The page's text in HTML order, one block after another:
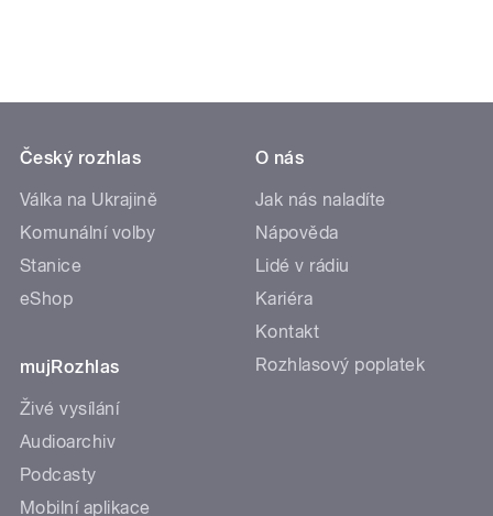
Český rozhlas
Válka na Ukrajině
Komunální volby
Stanice
eShop
mujRozhlas
Živé vysílání
Audioarchiv
Podcasty
Mobilní aplikace
O nás
Jak nás naladíte
Nápověda
Lidé v rádiu
Kariéra
Kontakt
Rozhlasový poplatek